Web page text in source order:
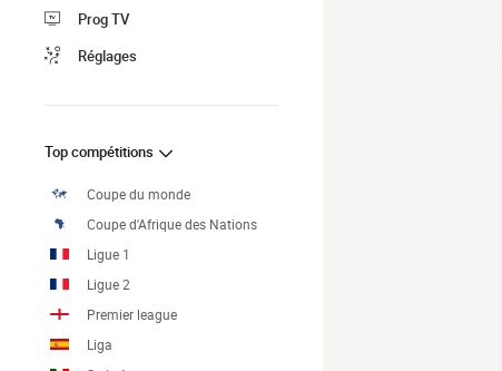
Prog TV
Réglages
Top compétitions
Coupe du monde
Coupe d'Afrique des Nations
Ligue 1
Ligue 2
Premier league
Liga